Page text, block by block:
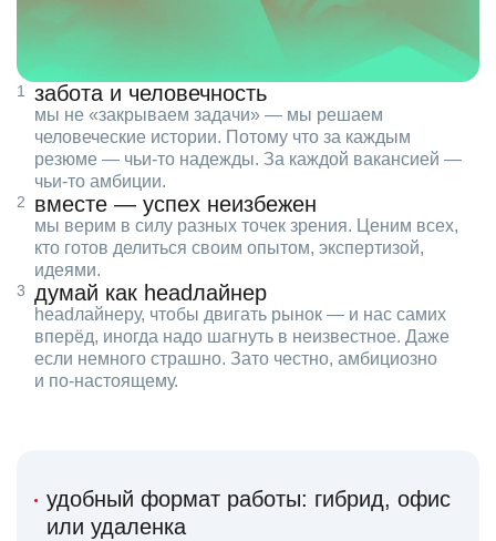
забота и человечность
мы не «закрываем задачи» — мы решаем
человеческие истории. Потому что за каждым
резюме — чьи‑то надежды. За каждой вакансией —
чьи‑то амбиции.
вместе — успех неизбежен
мы верим в силу разных точек зрения. Ценим всех,
кто готов делиться своим опытом, экспертизой,
идеями.
думай как headлайнер
headлайнеру, чтобы двигать рынок — и нас самих
вперёд, иногда надо шагнуть в неизвестное. Даже
если немного страшно. Зато честно, амбициозно
и по‑настоящему.
удобный формат работы: гибрид, офис
или удаленка